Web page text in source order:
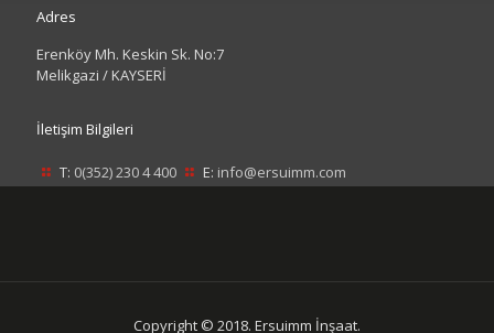
Adres
Erenköy Mh. Keskin Sk. No:7
Melikgazi / KAYSERİ
İletişim Bilgileri
T: 0(352) 230 4 400 E: info@ersuimm.com
Copyright © 2018. Ersuimm İnşaat.